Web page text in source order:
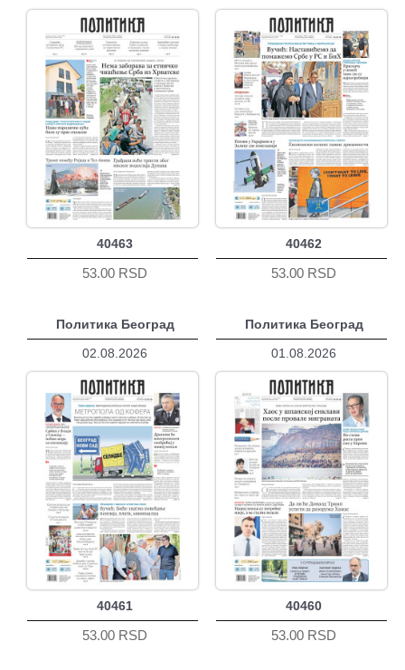
40463
53.00 RSD
40462
53.00 RSD
Политика Београд
02.08.2026
40461
53.00 RSD
Политика Београд
01.08.2026
40460
53.00 RSD